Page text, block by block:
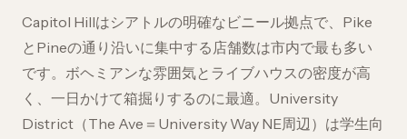
Capitol Hillはシアトルの明確なビニール拠点で、Pike
とPineの通り沿いに集中する店舗数は市内で最も多い
です。ボヘミアンな雰囲気とライブハウスの密度が高
く、一日かけて箱掘りするのに最適。University
District（The Ave＝University Way NE周辺）は学生向